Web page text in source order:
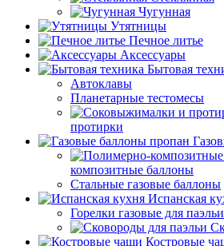
Чугунная
Утятницы
Печное литье
Аксессуары
Бытовая
Автоклавы
Планетарные тестомесы
протирки
композитные баллоны
Стальные газовые баллоны
Испанская
Горелки газовые для паэльи
Костровые